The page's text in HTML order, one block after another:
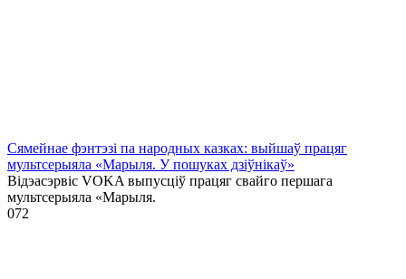
Сямейнае фэнтэзі па народных казках: выйшаў працяг
мультсерыяла «Марыля. У пошуках дзіўнікаў»
Відэасэрвіс VOKA выпусціў працяг свайго першага
мультсерыяла «Марыля.
072